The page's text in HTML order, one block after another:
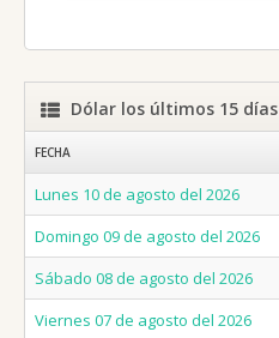
Dólar los últimos 15 días
FECHA
Lunes 10 de agosto del 2026
Domingo 09 de agosto del 2026
Sábado 08 de agosto del 2026
Viernes 07 de agosto del 2026